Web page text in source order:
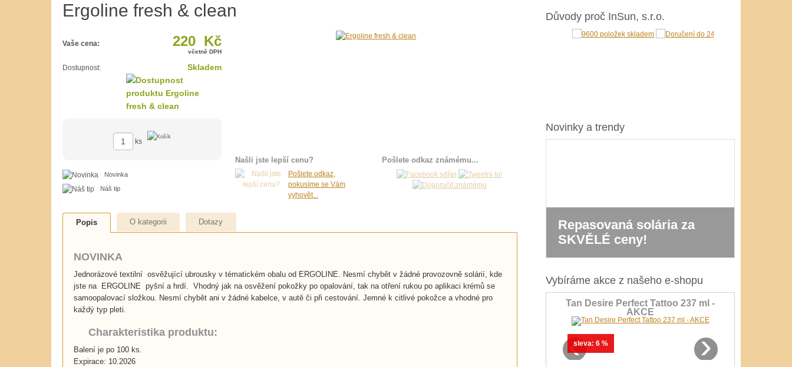
Ergoline fresh & clean
Našli jste lepší cenu?
Pošlete odkaz,
pokusíme se Vám
vyhovět...
Pošlete odkaz známému...
Vaše cena: 220 Kč
včetně DPH
Dostupnost: Skladem
ks
Novinka
Náš tip
Popis O kategorii Dotazy
NOVINKA
Jednorázové textilní osvěžující ubrousky v tématickém obalu od ERGOLINE. Nesmí chybět v žádné provozovně solárií, kde
jste na ERGOLINE pyšní a hrdí. Vhodný jak na osvěžení pokožky po opalování, tak na otření rukou po aplikaci krémů se
samoopalovací složkou. Nesmí chybět ani v žádné kabelce, v autě či při cestování. Jemné k citlivé pokožce a vhodné pro
každý typ pleti.
Charakteristika produktu:
Balení je po 100 ks.
Expirace: 10.2026
Důvody proč InSun, s.r.o.
Novinky a trendy
Repasovaná solária za
SKVĚLÉ ceny!
Vybíráme akce z našeho e-shopu
Tan Desire Perfect Tattoo 237 ml -
AKCE
sleva: 6 %
‹ ›